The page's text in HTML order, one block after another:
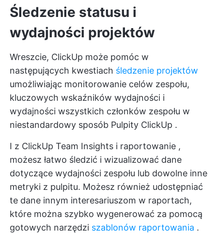
Śledzenie statusu i
wydajności projektów
Wreszcie, ClickUp może pomóc w
następujących kwestiach śledzenie projektów
umożliwiając monitorowanie celów zespołu,
kluczowych wskaźników wydajności i
wydajności wszystkich członków zespołu w
niestandardowy sposób Pulpity ClickUp .
I z ClickUp Team Insights i raportowanie ,
możesz łatwo śledzić i wizualizować dane
dotyczące wydajności zespołu lub dowolne inne
metryki z pulpitu. Możesz również udostępniać
te dane innym interesariuszom w raportach,
które można szybko wygenerować za pomocą
gotowych narzędzi szablonów raportowania .